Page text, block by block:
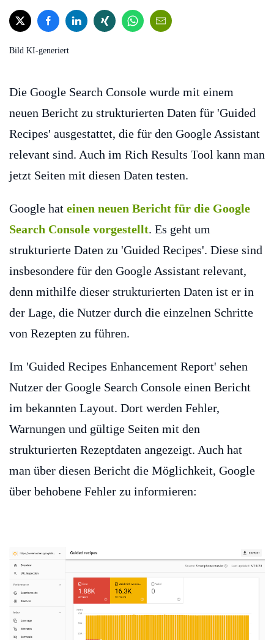
Bild KI-generiert
Die Google Search Console wurde mit einem
neuen Bericht zu strukturierten Daten für 'Guided
Recipes' ausgestattet, die für den Google Assistant
relevant sind. Auch im Rich Results Tool kann man
jetzt Seiten mit diesen Daten testen.
Google hat einen neuen Bericht für die Google
Search Console vorgestellt. Es geht um
strukturierte Daten zu 'Guided Recipes'. Diese sind
insbesondere für den Google Assistant relevant,
denn mithilfe dieser strukturierten Daten ist er in
der Lage, die Nutzer durch die einzelnen Schritte
von Rezepten zu führen.
Im 'Guided Recipes Enhancement Report' sehen
Nutzer der Google Search Console einen Bericht
im bekannten Layout. Dort werden Fehler,
Warnungen und gültige Seiten mit den
strukturierten Rezeptdaten angezeigt. Auch hat
man über diesen Bericht die Möglichkeit, Google
über behobene Fehler zu informieren: